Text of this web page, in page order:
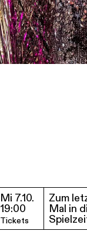
Mi 7.10.
19:00
Tickets
Zum
Mal in